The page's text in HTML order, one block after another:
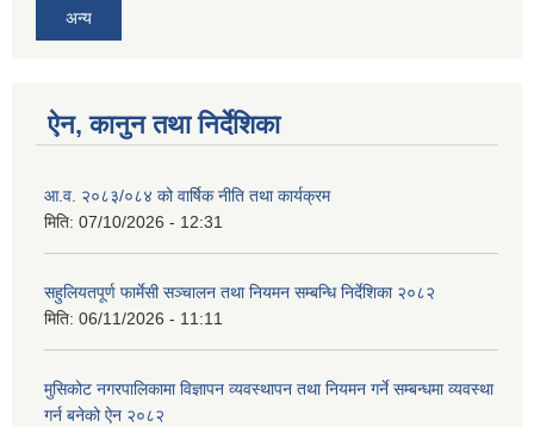
अन्य
ऐन, कानुन तथा निर्देशिका
आ.व. २०८३/०८४ को वार्षिक नीति तथा कार्यक्रम
मिति: 07/10/2026 - 12:31
सहुलियतपूर्ण फार्मेसी सञ्चालन तथा नियमन सम्बन्धि निर्देशिका २०८२
मिति: 06/11/2026 - 11:11
मुसिकोट नगरपालिकामा विज्ञापन व्यवस्थापन तथा नियमन गर्ने सम्बन्धमा व्यवस्था
गर्न बनेको ऐन २०८२